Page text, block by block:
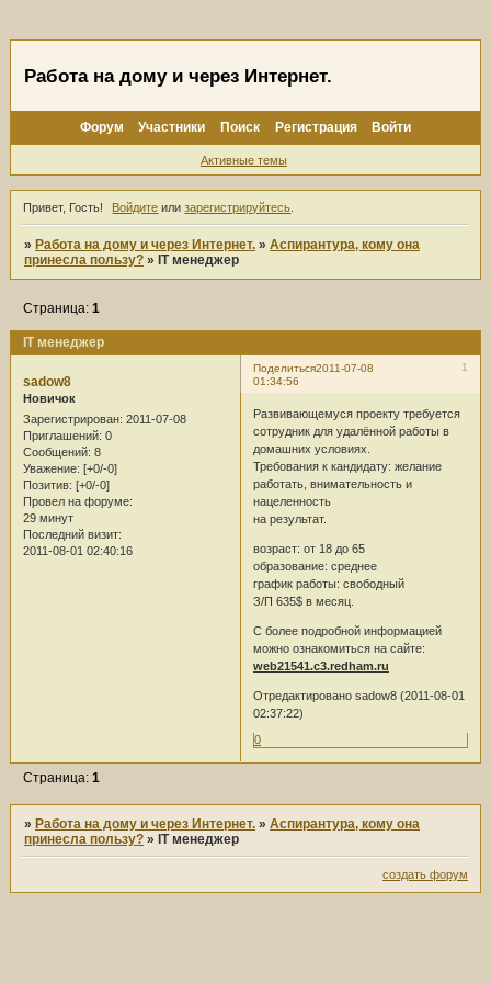
Работа на дому и через Интернет.
Форум Участники Поиск Регистрация Войти
Активные темы
Привет, Гость! Войдите илизарегистрируйтесь
» Работа на дому и через Интернет. »Аспирантура, кому она
принесла пользу? » IT менеджер
IT менеджер
Страница:1
Поделиться 1
2011-07-08
01:34:56
sadow8
Новичок
Зарегистрирован: 2011-07-08
Приглашений: 0
Сообщений: 8
Уважение: [+0/-0]
Позитив: [+0/-0]
Провел на форуме:
29 минут
Последний визит:
2011-08-01 02:40:16
Развивающемуся проекту требуется
сотрудник для удалённой работы в
домашних условиях.
Требования к кандидату: желание
работать, внимательность и
нацеленность
на результат.
возраст: от 18 до 65
образование: среднее
график работы: свободный
З/П 635$ в месяц.
С более подробной информацией
можно ознакомиться на сайте:
web21541.c3.redham.ru
Отредактировано sadow8 (2011-08-01
02:37:22)
0
Страница:1
» Работа на дому и через Интернет. »Аспирантура, кому она
принесла пользу? » IT менеджер
создать форум